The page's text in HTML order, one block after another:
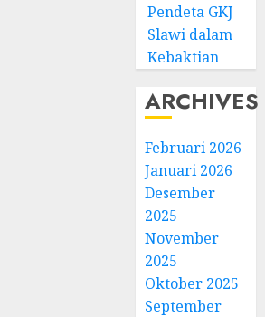
Pendeta GKJ
Slawi dalam
Kebaktian
ARCHIVES
Februari 2026
Januari 2026
Desember
2025
November
2025
Oktober 2025
September